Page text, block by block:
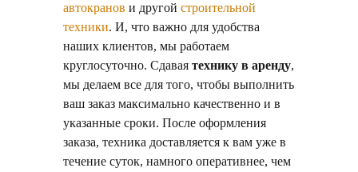
автокранов и другой строительной
техники. И, что важно для удобства
наших клиентов, мы работаем
круглосуточно. Сдавая технику в аренду,
мы делаем все для того, чтобы выполнить
ваш заказ максимально качественно и в
указанные сроки. После оформления
заказа, техника доставляется к вам уже в
течение суток, намного оперативнее, чем